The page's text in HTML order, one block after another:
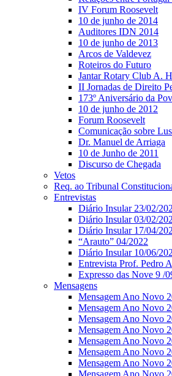
IV Forum Roosevelt
10 de junho de 2014
Auditores IDN 2014
10 de junho de 2013
Arcos de Valdevez
Roteiros do Futuro
Jantar Rotary Club A. H
II Jornadas de Direito
173º Aniversário da
10 de junho de 2012
Forum Roosevelt
Comunicação sobre
Dr. Manuel de Arriaga
10 de Junho de 2011
Discurso de Chegada
Vetos
Req. ao Tribunal
Entrevistas
Diário Insular 23/02/
Diário Insular 03/02/
Diário Insular 17/04/
“Arauto” 04/2022
Diário Insular 10/06/
Entrevista Prof. Pedro
Expresso das Nove 9 /
Mensagens
Mensagem Ano Novo
Mensagem Ano Novo
Mensagem Ano Novo
Mensagem Ano Novo
Mensagem Ano Novo
Mensagem Ano Novo
Mensagem Ano Novo
Mensagem Ano Novo